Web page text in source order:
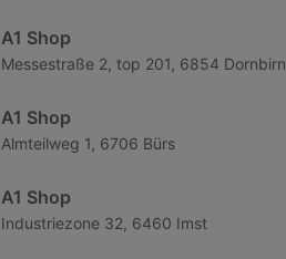
A1 Shop
Messestraße 2, top 201, 6854 Dornbirn
A1 Shop
Almteilweg 1, 6706 Bürs
A1 Shop
Industriezone 32, 6460 Imst